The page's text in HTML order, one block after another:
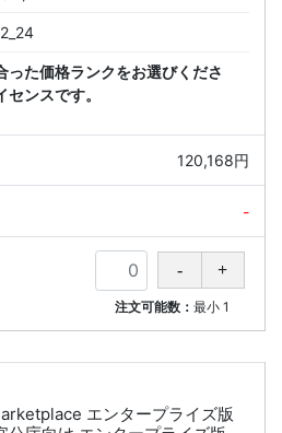
った価格ランクをお選びくださ
ンスです。
120,168円
-
注文可能数：最小 1
エンタープライズ版